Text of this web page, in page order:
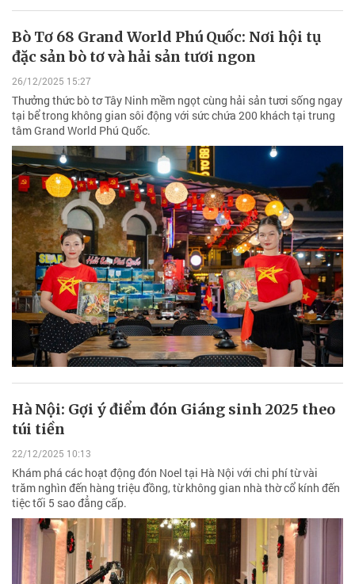
Bò Tơ 68 Grand World Phú Quốc: Nơi hội tụ
đặc sản bò tơ và hải sản tươi ngon
26/12/2025 15:27
Thưởng thức bò tơ Tây Ninh mềm ngọt cùng hải sản tươi sống ngay
tại bể trong không gian sôi động với sức chứa 200 khách tại trung
tâm Grand World Phú Quốc.
Hà Nội: Gợi ý điểm đón Giáng sinh 2025 theo
túi tiền
22/12/2025 10:13
Khám phá các hoạt động đón Noel tại Hà Nội với chi phí từ vài
trăm nghìn đến hàng triệu đồng, từ không gian nhà thờ cổ kính đến
tiệc tối 5 sao đẳng cấp.